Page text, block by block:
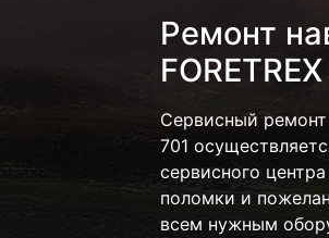
Ремонт
Сервисный ремонт
701
сервисного
поломки и
всем нужным